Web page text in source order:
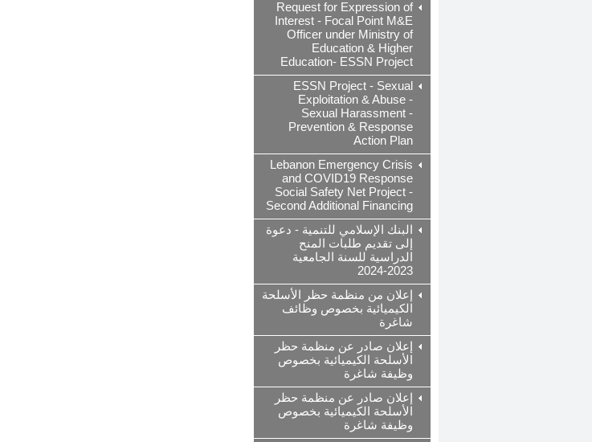
Request for Expression of
Interest - Focal Point M&E
Officer under Ministry of
Education & Higher
Education- ESSN Project
ESSN Project - Sexual
Exploitation & Abuse -
Sexual Harassment -
Prevention & Response
Action Plan
Lebanon Emergency Crisis
and COVID19 Response
Social Safety Net Project -
Second Additional Financing
البنك الإسلامي للتنمية - دعوة
إلى تقديم طلبات المنح
الدراسية للسنة الجامعية
2023-2024
إعلان من منظمة حظر الأسلحة
الكيميائية بخصوص وظائف
شاغرة
إعلان صادر عن منظمة حظر
الأسلحة الكيميائية بخصوص
وظيفة شاغرة
إعلان صادر عن منظمة حظر
الأسلحة الكيميائية بخصوص
وظيفة شاغرة